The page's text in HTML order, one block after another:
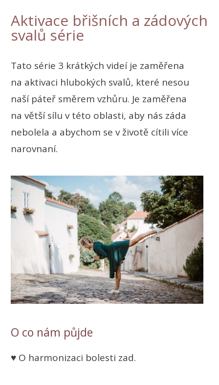
Aktivace břišních a zádových
svalů série
Tato série 3 krátkých videí je zaměřena
na aktivaci hlubokých svalů, které nesou
naší páteř směrem vzhůru. Je zaměřena
na větší sílu v této oblasti, aby nás záda
nebolela a abychom se v životě cítili více
narovnaní.
O co nám půjde
♥ O harmonizaci bolesti zad.